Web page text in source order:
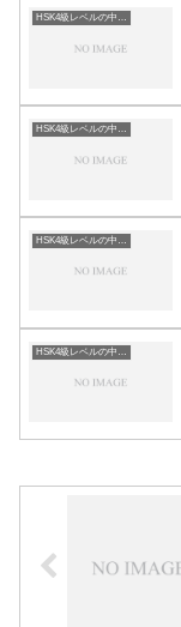
HSK4級レベルの中国語
HSK4級レベルの中国語